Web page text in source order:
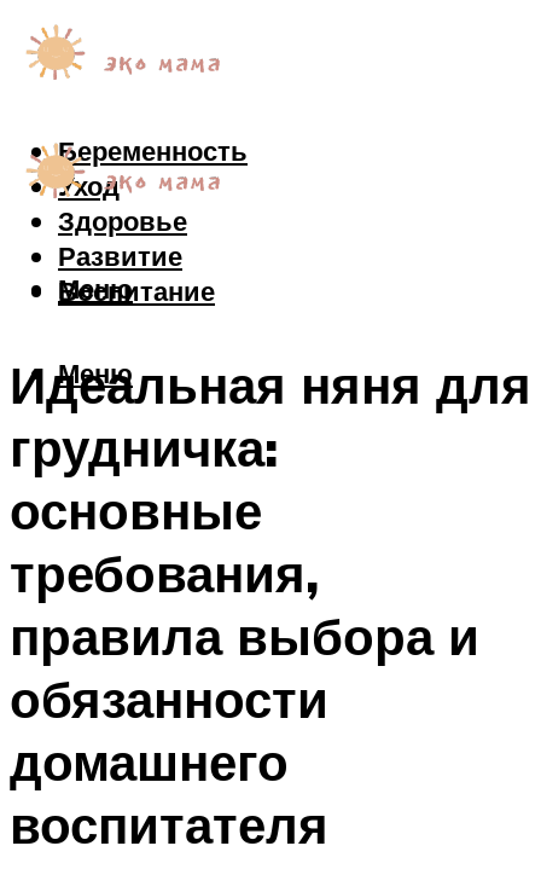
Беременность
Уход
Здоровье
Развитие
Воспитание
Меню
Меню
Идеальная няня для
грудничка:
основные
требования,
правила выбора и
обязанности
домашнего
воспитателя